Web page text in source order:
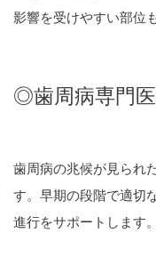
影響を受けやすい部位
◎歯周病専門
歯周病の兆候が見られ
す。早期の段階で適切
進行をサポートします。